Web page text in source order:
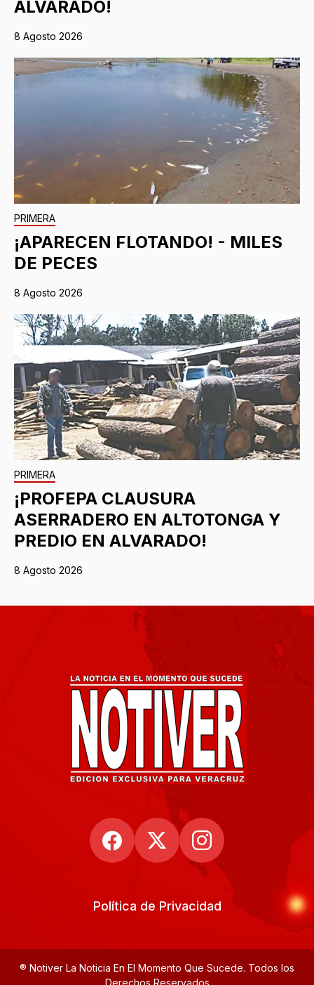
ALVARADO!
8 Agosto 2026
PRIMERA
¡APARECEN FLOTANDO! - MILES
DE PECES
8 Agosto 2026
PRIMERA
¡PROFEPA CLAUSURA
ASERRADERO EN ALTOTONGA Y
PREDIO EN ALVARADO!
8 Agosto 2026
Política de Privacidad
® Notiver La Noticia En El Momento Que Sucede. Todos los